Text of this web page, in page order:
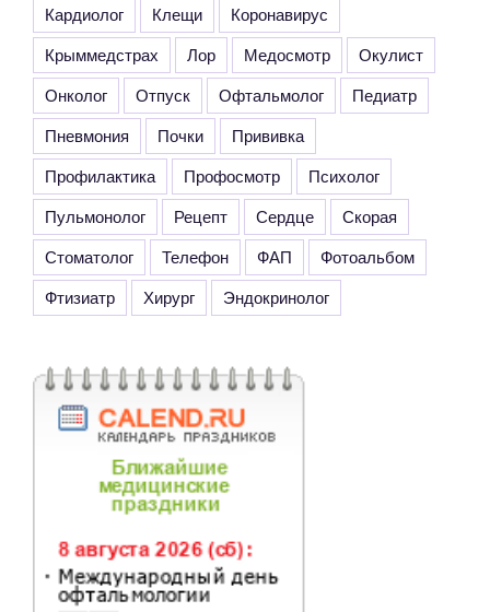
Кардиолог
Клещи
Коронавирус
Крыммедстрах
Лор Медосмотр
Окулист
Онколог
Отпуск Офтальмолог
Педиатр
Пневмония
Почки
Прививка
Профилактика
Профосмотр
Психолог
Пульмонолог
Рецепт Сердце
Скорая
Стоматолог
Телефон ФАП
Фотоальбом
Фтизиатр
Хирург Эндокринолог